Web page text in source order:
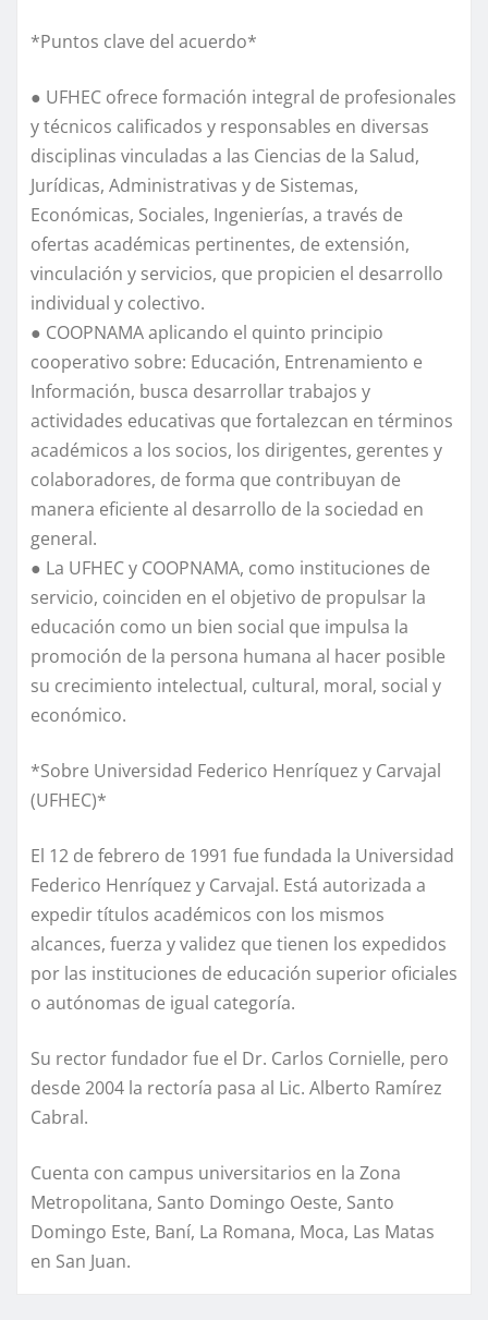
*Puntos clave del acuerdo*
● UFHEC ofrece formación integral de profesionales
y técnicos calificados y responsables en diversas
disciplinas vinculadas a las Ciencias de la Salud,
Jurídicas, Administrativas y de Sistemas,
Económicas, Sociales, Ingenierías, a través de
ofertas académicas pertinentes, de extensión,
vinculación y servicios, que propicien el desarrollo
individual y colectivo.
● COOPNAMA aplicando el quinto principio
cooperativo sobre: Educación, Entrenamiento e
Información, busca desarrollar trabajos y
actividades educativas que fortalezcan en términos
académicos a los socios, los dirigentes, gerentes y
colaboradores, de forma que contribuyan de
manera eficiente al desarrollo de la sociedad en
general.
● La UFHEC y COOPNAMA, como instituciones de
servicio, coinciden en el objetivo de propulsar la
educación como un bien social que impulsa la
promoción de la persona humana al hacer posible
su crecimiento intelectual, cultural, moral, social y
económico.
*Sobre Universidad Federico Henríquez y Carvajal
(UFHEC)*
El 12 de febrero de 1991 fue fundada la Universidad
Federico Henríquez y Carvajal. Está autorizada a
expedir títulos académicos con los mismos
alcances, fuerza y validez que tienen los expedidos
por las instituciones de educación superior oficiales
o autónomas de igual categoría.
Su rector fundador fue el Dr. Carlos Cornielle, pero
desde 2004 la rectoría pasa al Lic. Alberto Ramírez
Cabral.
Cuenta con campus universitarios en la Zona
Metropolitana, Santo Domingo Oeste, Santo
Domingo Este, Baní, La Romana, Moca, Las Matas
en San Juan.